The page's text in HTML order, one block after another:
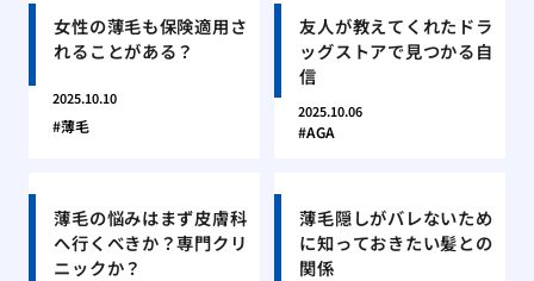
女性の薄毛も保険適用さ
れることがある？
2025.10.10
薄毛
友人が教えてくれたドラ
ッグストアで見つかる自
信
2025.10.06
AGA
薄毛の悩みはまず皮膚科
へ行くべきか？専門クリ
ニックか？
薄毛隠しがバレないため
に知っておきたい髪との
関係